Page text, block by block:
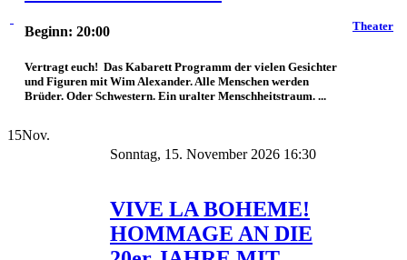
Beginn: 20:00
Vertragt euch! Das Kabarett Programm der vielen Gesichter
und Figuren mit Wim Alexander. Alle Menschen werden
Brüder. Oder Schwestern. Ein uralter Menschheitstraum. ...
Theater
15Nov.
Sonntag, 15. November 2026 16:30
VIVE LA BOHEME!
HOMMAGE AN DIE